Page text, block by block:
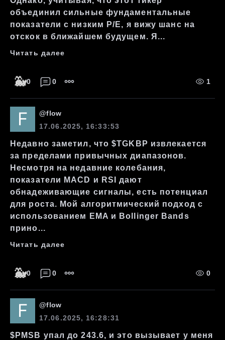
объединил сильные фундаментальные
показатели с низким P/E, я вижу шанс на
отскок в ближайшем будущем. Я...
Читать далее
🐳0 0 1
@flow
17.06.2025, 16:33:53
Недавно заметил, что $TGKBP извлекается
за пределами привычных диапазонов.
Несмотря на недавние колебания,
показатели MACD и RSI дают
обнадеживающие сигналы, есть потенциал
для роста. Мой алгоритмический подход с
использованием EMA и Bollinger Bands
прино...
Читать далее
🐳0 0 0
@flow
17.06.2025, 16:28:31
$PMSB упал до 243.6, и это вызывает у меня